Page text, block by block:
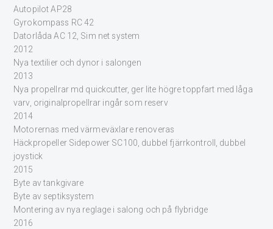
Autopilot AP28
Gyrokompass RC 42
Datorlåda AC 12, Sim net system
2012
Nya textilier och dynor i salongen
2013
Nya propellrar md quickcutter, ger lite högre toppfart med låga
varv, originalpropellrar ingår som reserv
2014
Motorernas med värmeväxlare renoveras
Häckpropeller Sidepower SC100, dubbel fjärrkontroll, dubbel
joystick
2015
Byte av tankgivare
Byte av septiksystem
Montering av nya reglage i salong och på flybridge
2016